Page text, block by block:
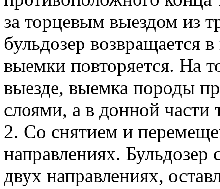
за торцевым выездом из
бульдозер возвращается
выемки повторяется. На
выезде, выемка породы
слоями, а в донной
2. Со снятием и
направлениях.
двух направлениях,